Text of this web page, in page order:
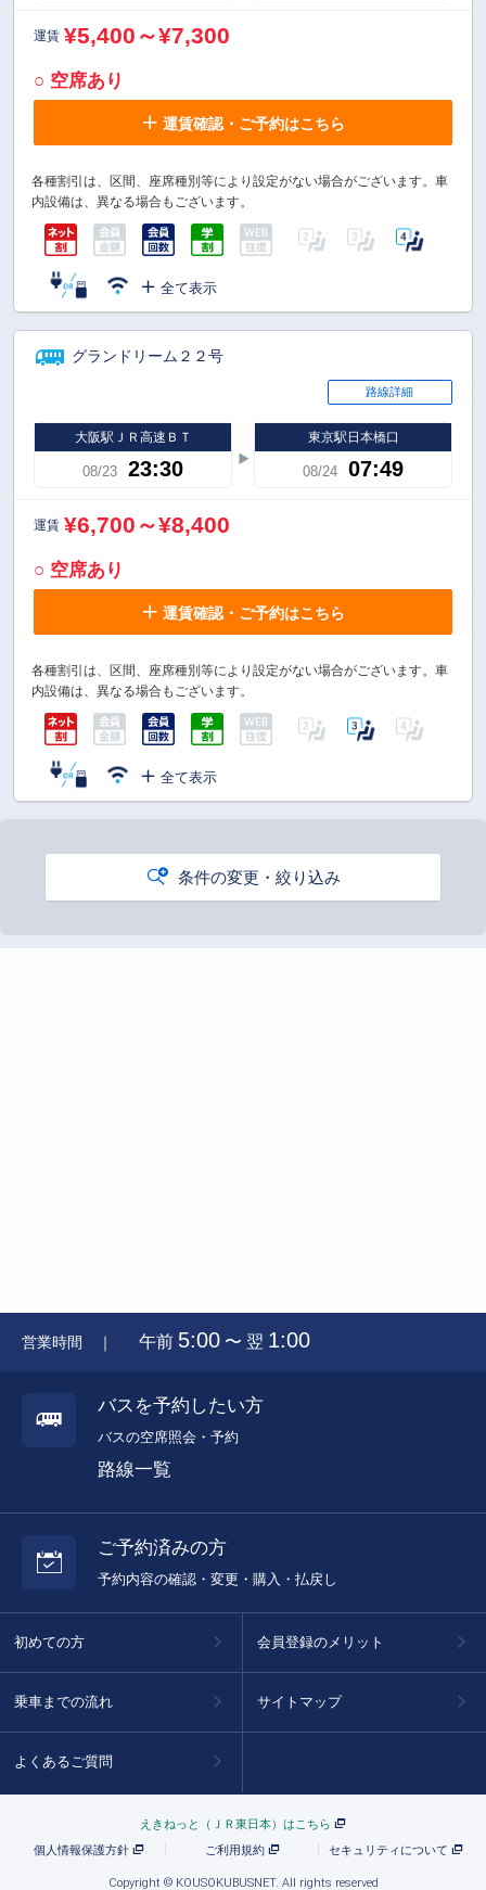
運賃 ¥5,400～¥7,300
○ 空席あり
運賃確認・ご予約はこちら
各種割引は、区間、座席種別等により設定がない場合がございます。車
内設備は、異なる場合もございます。
全て表示
グランドリーム２２号
路線詳細
大阪駅ＪＲ高速ＢＴ
08/23 23:30
東京駅日本橋口
08/24 07:49
運賃 ¥6,700～¥8,400
○ 空席あり
運賃確認・ご予約はこちら
各種割引は、区間、座席種別等により設定がない場合がございます。車
内設備は、異なる場合もございます。
全て表示
条件の変更・絞り込み
営業時間 ｜ 午前 5:00 〜 翌 1:00
バスを予約したい方
バスの空席照会・予約
路線一覧
ご予約済みの方
予約内容の確認・変更・購入・払戻し
初めての方
乗車までの流れ
よくあるご質問
会員登録のメリット
サイトマップ
えきねっと（ＪＲ東日本）はこちら
個人情報保護方針
ご利用規約 セキュリティについて
Copyright © KOUSOKUBUSNET. All rights reserved